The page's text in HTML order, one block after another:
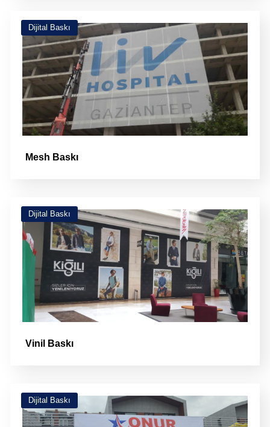
Dijital Baskı
Mesh Baskı
Dijital Baskı
Vinil Baskı
Dijital Baskı